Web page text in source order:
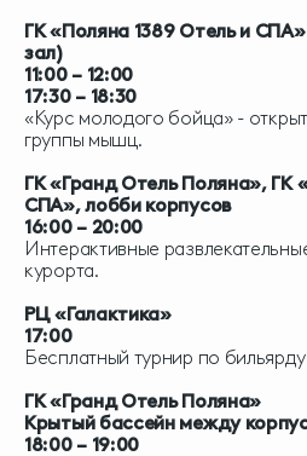
ГК «Поляна 1389 Отель и
зал)
11:00 – 12:00
17:30 – 18:30
«Курс молодого бойца» -
группы мышц.
ГК «Гранд Отель Поляна», ГК
СПА», лобби корпусов
16:00 – 20:00
Интерактивные
курорта.
РЦ «Галактика»
17:00
Бесплатный турнир по
ГК «Гранд Отель Поляна»
Крытый бассейн между
18:00 – 19:00